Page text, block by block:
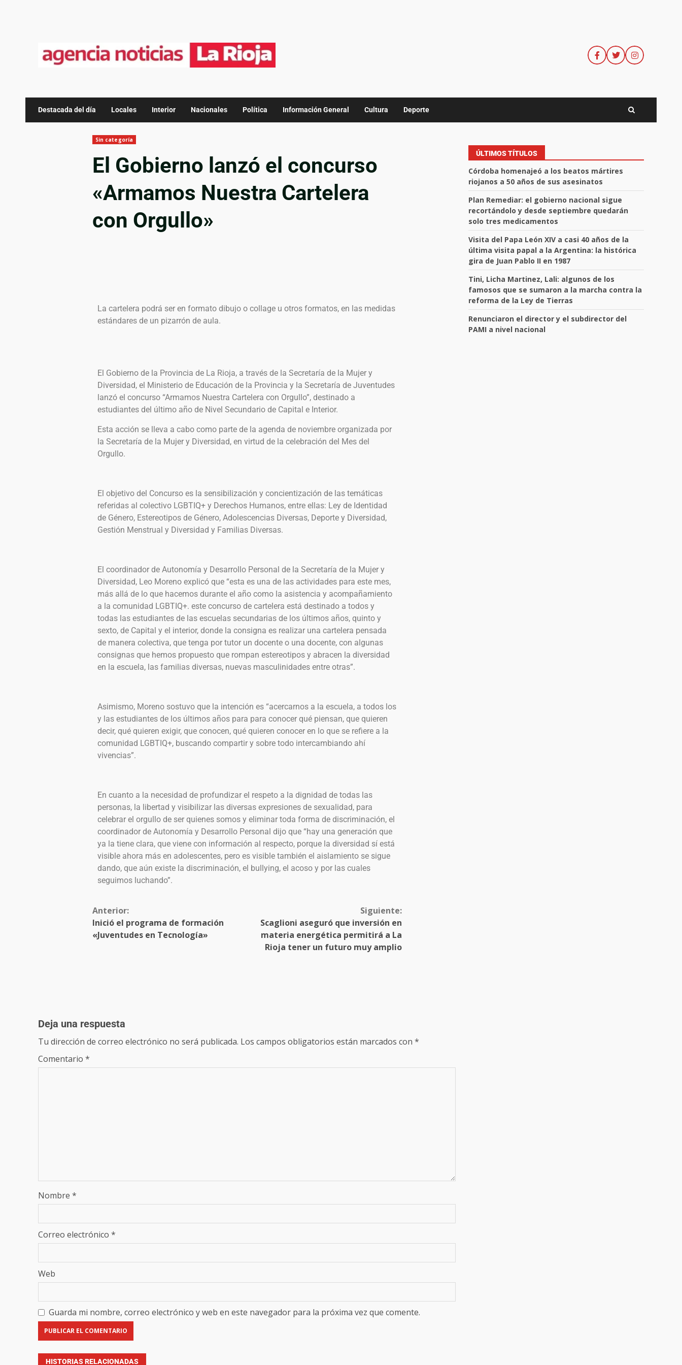
Destacada del día Locales Interior Nacionales Política Información General Cultura Deporte
Sin categoría
El Gobierno lanzó el concurso
«Armamos Nuestra Cartelera
con Orgullo»
La cartelera podrá ser en formato dibujo o collage u otros formatos, en las medidas
estándares de un pizarrón de aula.
El Gobierno de la Provincia de La Rioja, a través de la Secretaría de la Mujer y
Diversidad, el Ministerio de Educación de la Provincia y la Secretaría de Juventudes
lanzó el concurso “Armamos Nuestra Cartelera con Orgullo”, destinado a
estudiantes del último año de Nivel Secundario de Capital e Interior.
Esta acción se lleva a cabo como parte de la agenda de noviembre organizada por
la Secretaría de la Mujer y Diversidad, en virtud de la celebración del Mes del
Orgullo.
El objetivo del Concurso es la sensibilización y concientización de las temáticas
referidas al colectivo LGBTIQ+ y Derechos Humanos, entre ellas: Ley de Identidad
de Género, Estereotipos de Género, Adolescencias Diversas, Deporte y Diversidad,
Gestión Menstrual y Diversidad y Familias Diversas.
El coordinador de Autonomía y Desarrollo Personal de la Secretaría de la Mujer y
Diversidad, Leo Moreno explicó que “esta es una de las actividades para este mes,
más allá de lo que hacemos durante el año como la asistencia y acompañamiento
a la comunidad LGBTIQ+. este concurso de cartelera está destinado a todos y
todas las estudiantes de las escuelas secundarias de los últimos años, quinto y
sexto, de Capital y el interior, donde la consigna es realizar una cartelera pensada
de manera colectiva, que tenga por tutor un docente o una docente, con algunas
consignas que hemos propuesto que rompan estereotipos y abracen la diversidad
en la escuela, las familias diversas, nuevas masculinidades entre otras”.
Asimismo, Moreno sostuvo que la intención es “acercarnos a la escuela, a todos los
y las estudiantes de los últimos años para para conocer qué piensan, que quieren
decir, qué quieren exigir, que conocen, qué quieren conocer en lo que se refiere a la
comunidad LGBTIQ+, buscando compartir y sobre todo intercambiando ahí
vivencias”.
En cuanto a la necesidad de profundizar el respeto a la dignidad de todas las
personas, la libertad y visibilizar las diversas expresiones de sexualidad, para
celebrar el orgullo de ser quienes somos y eliminar toda forma de discriminación, el
coordinador de Autonomía y Desarrollo Personal dijo que “hay una generación que
ya la tiene clara, que viene con información al respecto, porque la diversidad sí está
visible ahora más en adolescentes, pero es visible también el aislamiento se sigue
dando, que aún existe la discriminación, el bullying, el acoso y por las cuales
seguimos luchando”.
Anterior:
Inició el programa de formación
«Juventudes en Tecnología»
Siguiente:
Scaglioni aseguró que inversión en
materia energética permitirá a La
Rioja tener un futuro muy amplio
Deja una respuesta
Tu dirección de correo electrónico no será publicada. Los campos obligatorios están marcados con *
Comentario *
Nombre *
Correo electrónico *
Web
Guarda mi nombre, correo electrónico y web en este navegador para la próxima vez que comente.
HISTORIAS RELACIONADAS
ÚLTIMOS TÍTULOS
Córdoba homenajeó a los beatos mártires
riojanos a 50 años de sus asesinatos
Plan Remediar: el gobierno nacional sigue
recortándolo y desde septiembre quedarán
solo tres medicamentos
Visita del Papa León XIV a casi 40 años de la
última visita papal a la Argentina: la histórica
gira de Juan Pablo II en 1987
Tini, Licha Martinez, Lali: algunos de los
famosos que se sumaron a la marcha contra la
reforma de la Ley de Tierras
Renunciaron el director y el subdirector del
PAMI a nivel nacional